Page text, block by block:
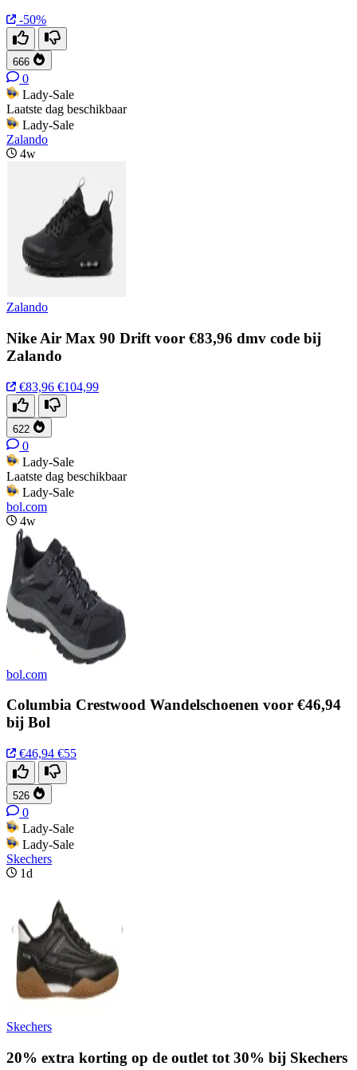
-50%
666
0
Lady-Sale
Laatste dag beschikbaar
Lady-Sale
Zalando
4w
Zalando
Nike Air Max 90 Drift voor €83,96 dmv code bij
Zalando
€83,96 €104,99
622
0
Lady-Sale
Laatste dag beschikbaar
Lady-Sale
bol.com
4w
bol.com
Columbia Crestwood Wandelschoenen voor €46,94
bij Bol
€46,94 €55
526
0
Lady-Sale
Lady-Sale
Skechers
1d
Skechers
20% extra korting op de outlet tot 30% bij Skechers